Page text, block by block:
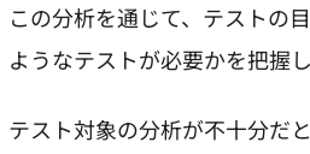
この分析を通じて、テストの
ようなテストが必要かを把握し
テスト対象の分析が不十分だ